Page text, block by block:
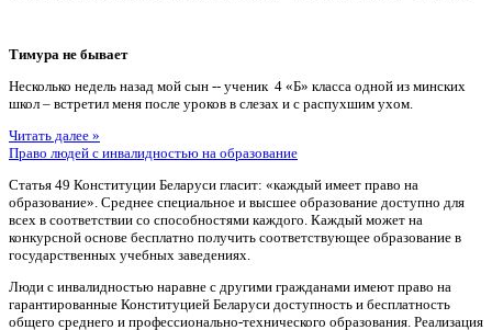
Тимура не бывает
Несколько недель назад мой сын -- ученик 4 «Б» класса одной из минских
школ – встретил меня после уроков в слезах и с распухшим ухом.
Читать далее »
Право людей с инвалидностью на образование
Статья 49 Конституции Беларуси гласит: «каждый имеет право на
образование». Среднее специальное и высшее образование доступно для
всех в соответствии со способностями каждого. Каждый может на
конкурсной основе бесплатно получить соответствующее образование в
государственных учебных заведениях.
Люди с инвалидностью наравне с другими гражданами имеют право на
гарантированные Конституцией Беларуси доступность и бесплатность
общего среднего и профессионально-технического образования. Реализация